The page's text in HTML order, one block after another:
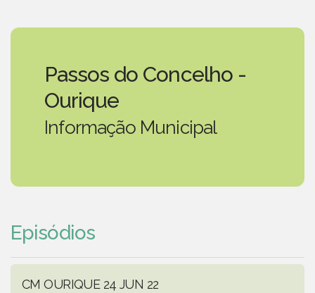
Passos do Concelho -
Ourique
Informação Municipal
Episódios
CM OURIQUE 24 JUN 22